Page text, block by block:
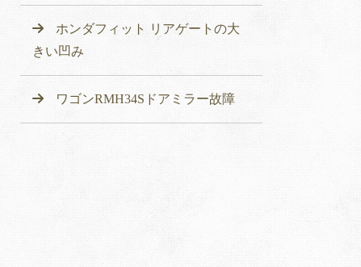
ホンダフィット リアゲートの大
きい凹み
ワゴンRMH34Sドアミラー故障